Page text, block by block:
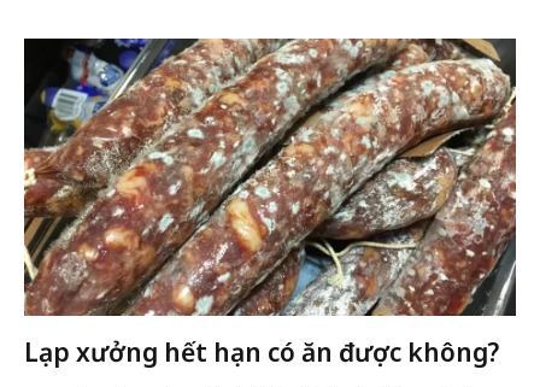
Lạp xưởng hết hạn có ăn được không?